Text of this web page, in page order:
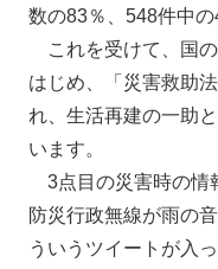
数の83％、548件中
これを受けて、国の
はじめ、「災害救助
れ、生活再建の一助
います。
3点目の災害時の情
防災行政無線が雨の
ういうツイートが入